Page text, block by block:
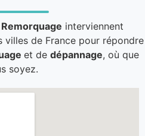
interviennent
villes de France pour répondre
et de dépannage, où que
soyez.